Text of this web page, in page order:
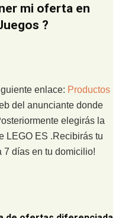
mi oferta en
?
enlace: Productos
del anunciante donde
elegirás la
LEGO ES .Recibirás tu
7 días en tu domicilio!